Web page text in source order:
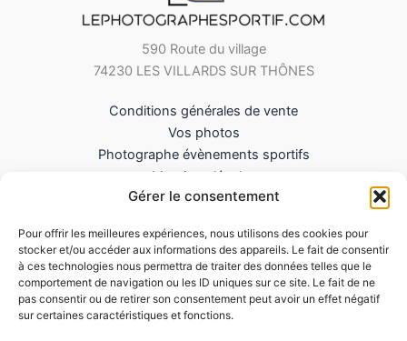
Gérer le consentement
Pour offrir les meilleures expériences, nous utilisons des cookies pour
stocker et/ou accéder aux informations des appareils. Le fait de consentir
à ces technologies nous permettra de traiter des données telles que le
comportement de navigation ou les ID uniques sur ce site. Le fait de ne
pas consentir ou de retirer son consentement peut avoir un effet négatif
sur certaines caractéristiques et fonctions.
590 Route du village
74230 LES VILLARDS SUR THÔNES
Conditions générales de vente
Vos photos
Photographe évènements sportifs
Mentions légales
Mes Téléchargements
Politique de cookies (UE)